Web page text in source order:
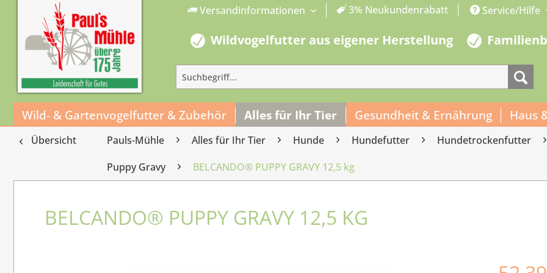
Versandinformationen 3% Neukundenrabatt Service/Hilfe
Wildvogelfutter aus eigener Herstellung
Wild- & Gartenvogelfutter & Zubehör Alles für Ihr Tier Gesundheit & Ernährung Haus
Übersicht Pauls-Mühle Alles für Ihr Tier Hunde Hundefutter Hundetrockenfutter
Puppy Gravy
BELCANDO® PUPPY GRAVY 12,5 kg
BELCANDO® PUPPY GRAVY 12,5 KG